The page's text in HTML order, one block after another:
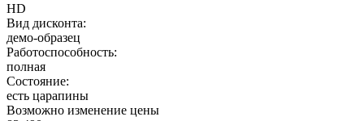
HD
Вид дисконта:
демо-образец
Работоспособность:
полная
Состояние:
есть царапины
Возможно изменение цены